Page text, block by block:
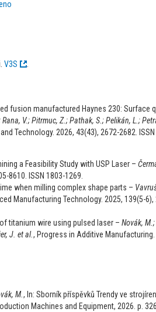
V3S .
fusion manufactured Haynes 230: Surface
Rana, V.; Pitrmuc, Z.; Pathak, S.; Pelikán, L.;
Technology. 2026, 43(43), 2672-2682.
a Feasibility Study with USP Laser –
8610. ISSN 1803-1269.
when milling complex shape parts –
Manufacturing Technology. 2025, 139(5-6),
titanium wire using pulsed laser – Novák,
J. et al., Progress in Additive Manufacturing.
M., In: Sborník příspěvků Trendy ve
Machines and Equipment, 2026. p.